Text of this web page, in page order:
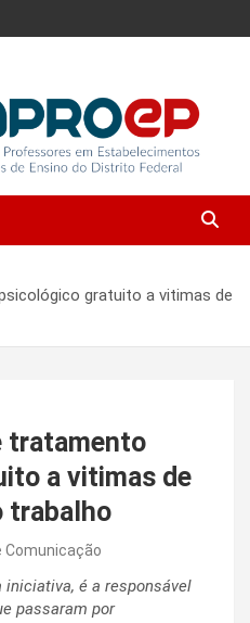
gratuito a vitimas de
tratamento
a vitimas de
trabalho
Comunicação
iniciativa, é a responsável
passaram por